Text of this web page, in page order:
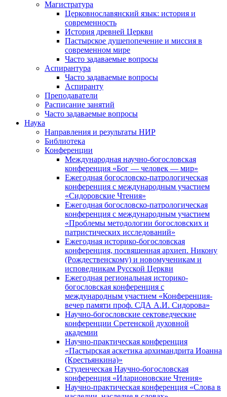
Магистратура
Церковнославянский язык: история и
современность
История древней Церкви
Пастырское душепопечение и миссия в
современном мире
Часто задаваемые вопросы
Аспирантура
Часто задаваемые вопросы
Аспиранту
Преподаватели
Расписание занятий
Часто задаваемые вопросы
Наука
Направления и результаты НИР
Библиотека
Конференции
Международная научно-богословская
конференция «Бог — человек — мир»
Ежегодная богословско-патрологическая
конференция с международным участием
«Сидоровские Чтения»
Ежегодная богословско-патрологическая
конференция с международным участием
«Проблемы методологии богословских и
патристических исследований»
Ежегодная историко-богословская
конференция, посвященная архиеп. Никону
(Рождественскому) и новомученикам и
исповедникам Русской Церкви
Ежегодная региональная историко-
богословская конференция с
международным участием «Конференция-
вечер памяти проф. СДА А.И. Сидорова»
Научно-богословские сектоведческие
конференции Сретенской духовной
академии
Научно-практическая конференция
«Пастырская аскетика архимандрита Иоанна
(Крестьянкина)»
Студенческая Научно-богословская
конференция «Иларионовские Чтения»
Научно-практическая конференция «Cлова в